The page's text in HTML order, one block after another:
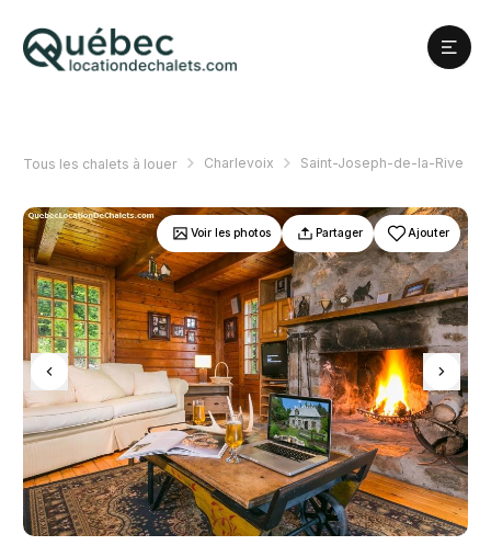
Tous les chalets à louer Charlevoix Saint-Joseph-de-la-Rive
Voir les photos Partager Ajouter